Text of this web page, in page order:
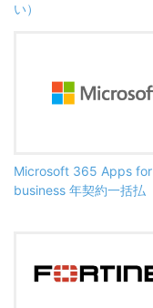
い）
Microsoft 365 Apps for
business 年契約一括払